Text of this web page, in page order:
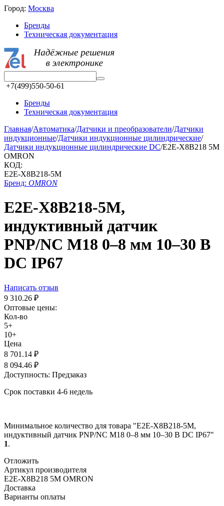
Город: Москва
Бренды
Техническая документация
+7(499)550-50-61
Бренды
Техническая документация
Главная/Автоматика/Датчики и преобразователи/Датчики
индукционные/Датчики индукционные цилиндрические/
Датчики индукционные цилиндрические DC/E2E-X8B218 5M
OMRON
КОД:
E2E-X8B218-5M
Бренд: OMRON
E2E-X8B218-5M,
индуктивный датчик
PNP/NC М18 0–8 мм 10–30 В
DC IP67
Написать отзыв
9 310.26 ₽
Оптовые цены:
Кол-во
5+
10+
Цена
8 701.14 ₽
8 094.46 ₽
Доступность: Предзаказ
Срок поставки 4-6 недель
Минимальное количество для товара "E2E-X8B218-5M,
индуктивный датчик PNP/NC М18 0–8 мм 10–30 В DC IP67"
1.
Отложить
Артикул производителя
E2E-X8B218 5M OMRON
Доставка
Варианты оплаты